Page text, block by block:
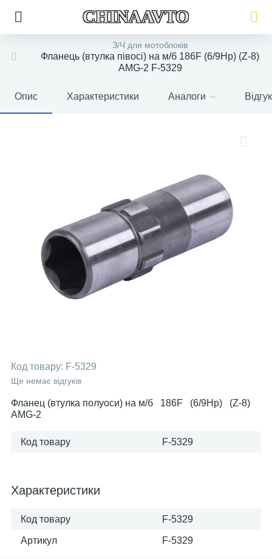
CHINAAVTO
З/Ч для мотоблоків
Фланець (втулка півосі) на м/б 186F (6/9Hp) (Z-8)
AMG-2 F-5329
Опис Характеристики Аналоги
Код товару: F-5329
Ще немає відгуків
Фланец (втулка полуоси) на м/б 186F (6/9Hp) (Z-8)
AMG-2
Код товару F-5329
Характеристики
Код товару F-5329
Артикул F-5329